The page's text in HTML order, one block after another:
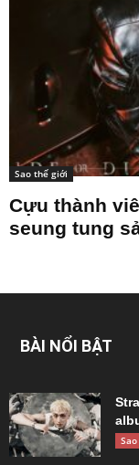
Sao thế giới
Cựu thành
seung tung
BÀI NỔI BẬT